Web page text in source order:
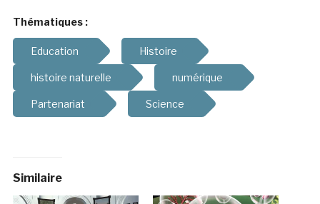
Thématiques :
Education Histoire
histoire naturelle numérique
Partenariat Science
Similaire